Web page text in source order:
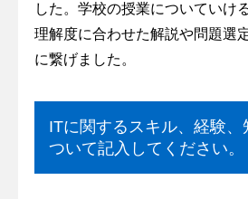
した。学校の授業についていけ
理解度に合わせた解説や問題選
に繋げました。
ITに関するスキル、経験、
ついて記入してください。